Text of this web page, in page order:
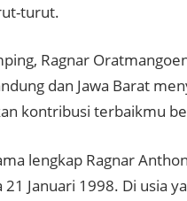
turut.
Ragnar
dan Jawa Barat
kontribusi terbaikmu
lengkap Ragnar
21 Januari 1998. Di usia